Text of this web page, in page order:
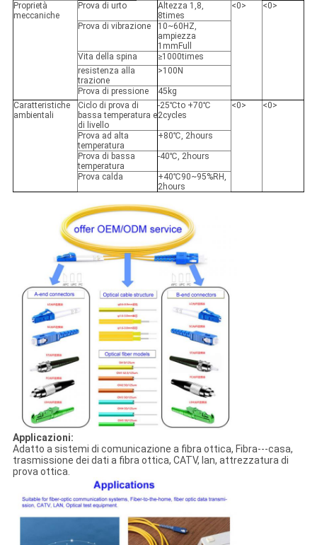
Proprietà
meccaniche
Prova di urto
Altezza 1,8,
8times
<0> <0>
Prova di vibrazione
10~60HZ,
ampiezza
1mmFull
Vita della spina
≥1000times
resistenza alla
trazione
>100N
Prova di pressione
45kg
Caratteristiche
ambientali
Ciclo di prova di
bassa temperatura e
di livello
-25℃to +70℃
2cycles
<0> <0>
Prova ad alta
temperatura
+80℃, 2hours
Prova di bassa
temperatura
-40℃, 2hours
Prova calda +40℃90~95%RH ,
2hours
Applicazioni:
Adatto a sistemi di comunicazione a fibra ottica, Fibra---casa,
trasmissione dei dati a fibra ottica, CATV, lan, attrezzatura di
prova ottica.